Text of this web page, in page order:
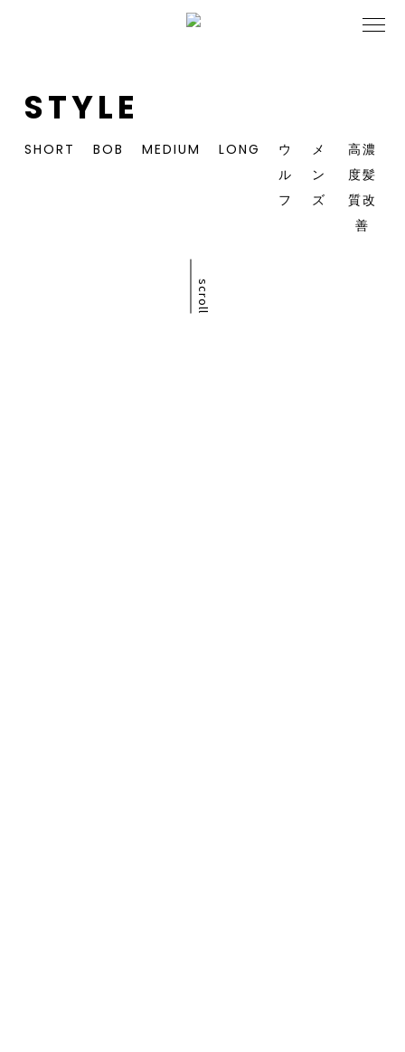
STYLE
SHORT BOB MEDIUM LONG
ウ
ル
フ
メ
ン
ズ
高濃
度髪
質改
善
scroll